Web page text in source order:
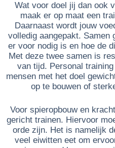
Wat voor doel jij dan ook
maak er op maat een
Daarnaast wordt jouw
volledig aangepakt. Samen
er voor nodig is en hoe de
Met deze twee samen is
van tijd. Personal
mensen met het doel
op te bouwen of
Voor spieropbouw en
gericht trainen. Hiervoor
orde zijn. Het is namelijk
veel eiwitten eet om